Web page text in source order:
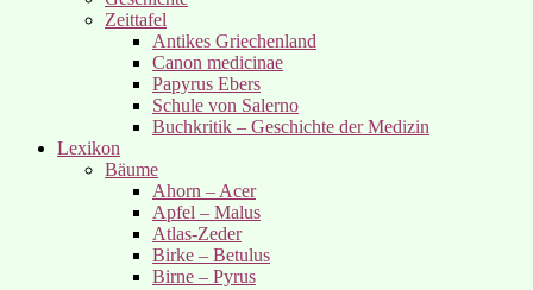
Zeittafel
Antikes Griechenland
Canon medicinae
Papyrus Ebers
Schule von Salerno
Buchkritik – Geschichte der Medizin
Lexikon
Bäume
Ahorn – Acer
Apfel – Malus
Atlas-Zeder
Birke – Betulus
Birne – Pyrus